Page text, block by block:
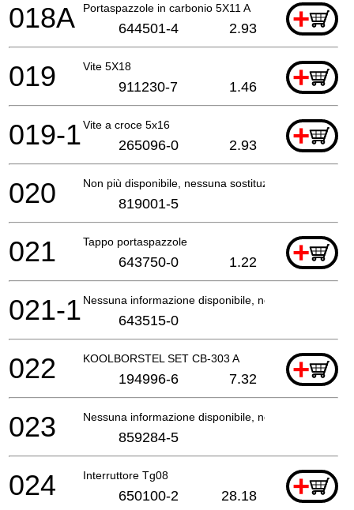
Portaspazzole in carbonio 5X11 A +
018A 644501-4 2.93
Vite 5X18 +
019 911230-7 1.46
Vite a croce 5x16 +
019-1 265096-0 2.93
Non più disponibile, nessuna sostituzione
020 819001-5
Tappo portaspazzole +
021 643750-0 1.22
Nessuna informazione disponibile, non ordinabile
021-1 643515-0
KOOLBORSTEL SET CB-303 A +
022 194996-6 7.32
Nessuna informazione disponibile, non ordinabile
023 859284-5
Interruttore Tg08 +
024 650100-2 28.18